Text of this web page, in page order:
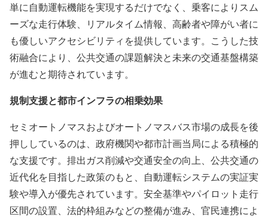
単に自動運転機能を実現するだけでなく、乗客によりスム
ーズな走行体験、リアルタイム情報、高齢者や障がい者に
も優しいアクセシビリティを提供しています。こうした技
術融合により、公共交通の課題解決と未来の交通基盤構築
が進むと期待されています。
規制支援と都市インフラの相乗効果
セミオートノマスおよびオートノマスバス市場の成長を後
押ししているのは、政府機関や都市計画当局による積極的
な支援です。排出ガス削減や交通安全の向上、公共交通の
近代化を目指した政策のもと、自動運転システムの実証実
験や導入が優先されています。安全基準やパイロット走行
区間の設置、法的枠組みなどの整備が進み、官民連携によ